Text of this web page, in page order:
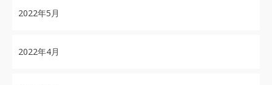
2022年5月
2022年4月